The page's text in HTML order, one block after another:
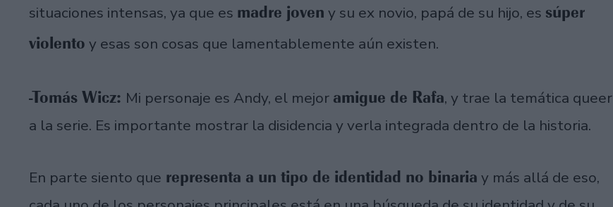
situaciones intensas, ya que es madre joven y su ex novio, papá de su hijo, es súper
violento y esas son cosas que lamentablemente aún existen.
-Tomás Wicz: Mi personaje es Andy, el mejor amigue de Rafa, y trae la temática queer
a la serie. Es importante mostrar la disidencia y verla integrada dentro de la historia.
En parte siento que representa a un tipo de identidad no binaria y más allá de eso,